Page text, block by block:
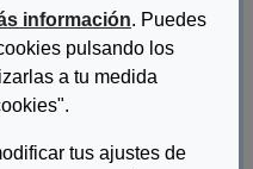
información. Puedes
pulsando los
a tu medida
tus ajustes de
a la contratación